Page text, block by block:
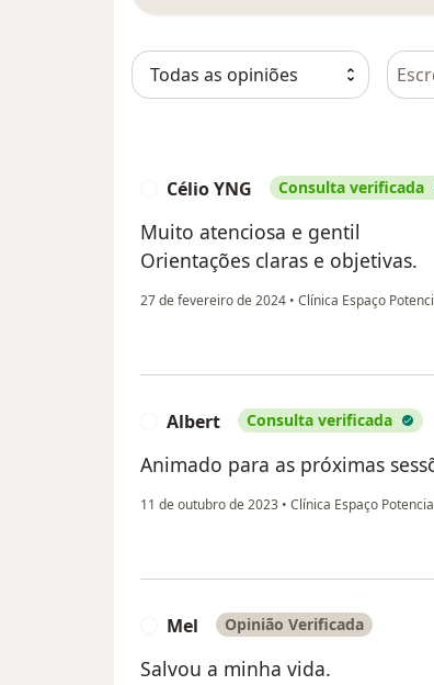
Célio YNG Consulta verificada
Muito atenciosa e gentil
Orientações claras e objetivas.
27 de fevereiro de 2024 • Clínica Espaço
Albert Consulta verificada
Animado para as próximas
11 de outubro de 2023 • Clínica Espaço
Mel Opinião Verificada
Salvou a minha vida.